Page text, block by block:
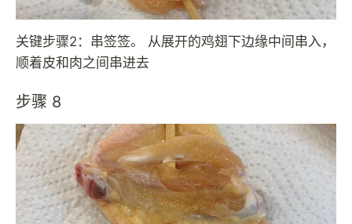
关键步骤2：串签签。 从展开的鸡翅下边缘中间串入，
顺着皮和肉之间串进去
步骤 8